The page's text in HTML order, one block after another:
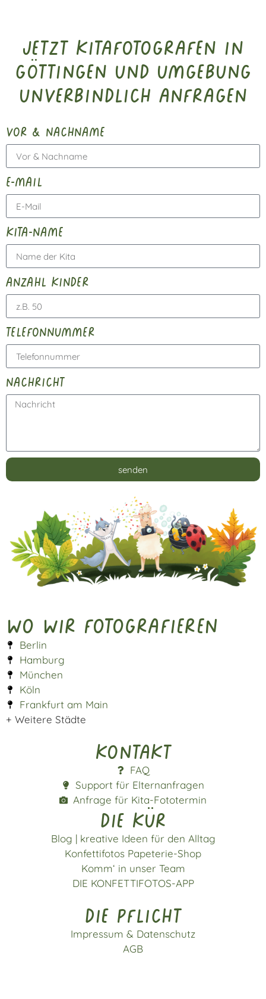
Jetzt Kitafotografen in
Göttingen und Umgebung
unverbindlich anfragen
vor & nachname
e-mail
kita-name
anzahl kinder
telefonnummer
nachricht
senden
Wo wir fotografieren
Berlin
Hamburg
München
Köln
Frankfurt am Main
+ Weitere Städte
Kontakt
FAQ
Support für Elternanfragen
Anfrage für Kita-Fototermin
die kür
Blog | kreative Ideen für den Alltag
Konfettifotos Papeterie-Shop
Komm‘ in unser Team
DIE KONFETTIFOTOS-APP
die pflicht
Impressum & Datenschutz
AGB